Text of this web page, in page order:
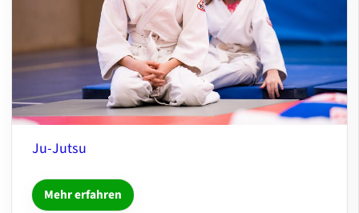
Ju-Jutsu
Mehr erfahren